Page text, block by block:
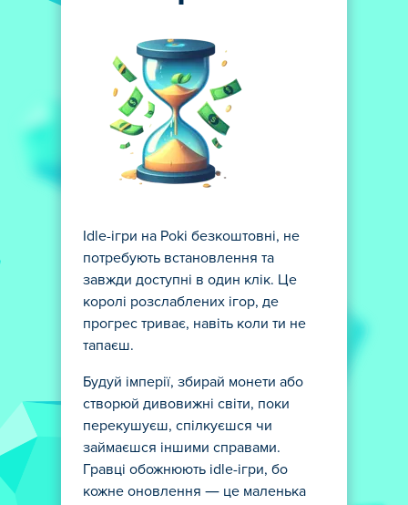
Idle-ігри на Poki безкоштовні, не
потребують встановлення та
завжди доступні в один клік. Це
королі розслаблених ігор, де
прогрес триває, навіть коли ти не
тапаєш.
Будуй імперії, збирай монети або
створюй дивовижні світи, поки
перекушуєш, спілкуєшся чи
займаєшся іншими справами.
Гравці обожнюють idle-ігри, бо
кожне оновлення — це маленька